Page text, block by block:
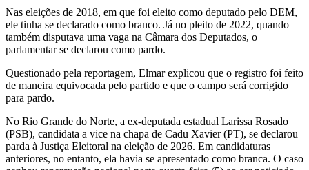
Nas eleições de 2018, em que foi eleito como deputado pelo DEM,
ele tinha se declarado como branco. Já no pleito de 2022, quando
também disputava uma vaga na Câmara dos Deputados, o
parlamentar se declarou como pardo.
Questionado pela reportagem, Elmar explicou que o registro foi feito
de maneira equivocada pelo partido e que o campo será corrigido
para pardo.
No Rio Grande do Norte, a ex-deputada estadual Larissa Rosado
(PSB), candidata a vice na chapa de Cadu Xavier (PT), se declarou
parda à Justiça Eleitoral na eleição de 2026. Em candidaturas
anteriores, no entanto, ela havia se apresentado como branca. O caso